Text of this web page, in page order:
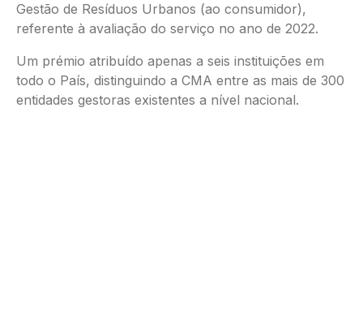
Gestão de Resíduos Urbanos (ao consumidor),
referente à avaliação do serviço no ano de 2022.
Um prémio atribuído apenas a seis instituições em
todo o País, distinguindo a CMA entre as mais de 300
entidades gestoras existentes a nível nacional.